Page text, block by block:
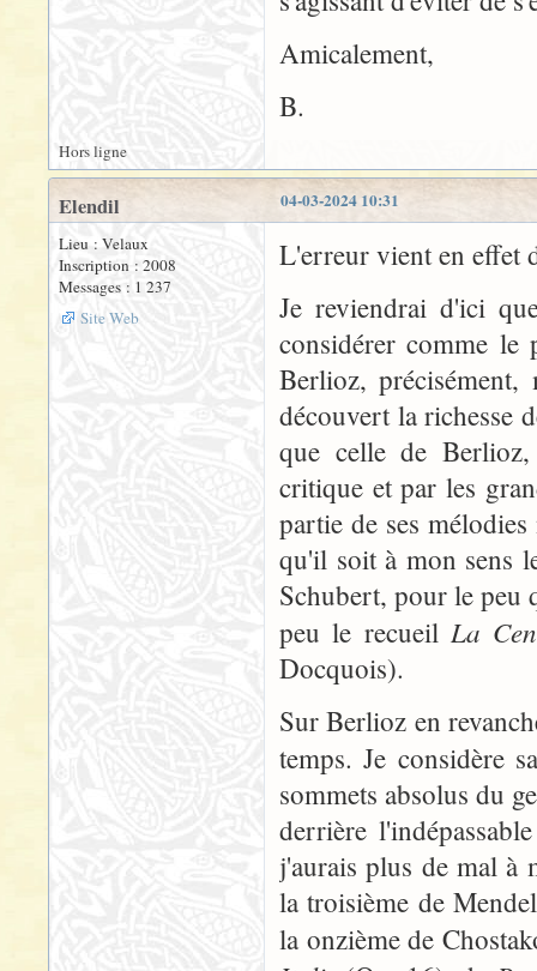
Amicalement,
B.
Hors ligne
04-03-2024 10:31
Elendil
Lieu : Velaux
Inscription : 2008
Messages : 1 237
Site Web
L'erreur vient en effet
Je reviendrai d'ici
considérer comme le
Berlioz, précisément,
découvert la richesse
que celle de
critique et par les
partie de ses
qu'il soit à mon sens
Schubert, pour le peu
peu le recueil La
Docquois).
Sur Berlioz en
temps. Je considère
sommets absolus du
derrière
j'aurais plus de mal à
la troisième de
la onzième de